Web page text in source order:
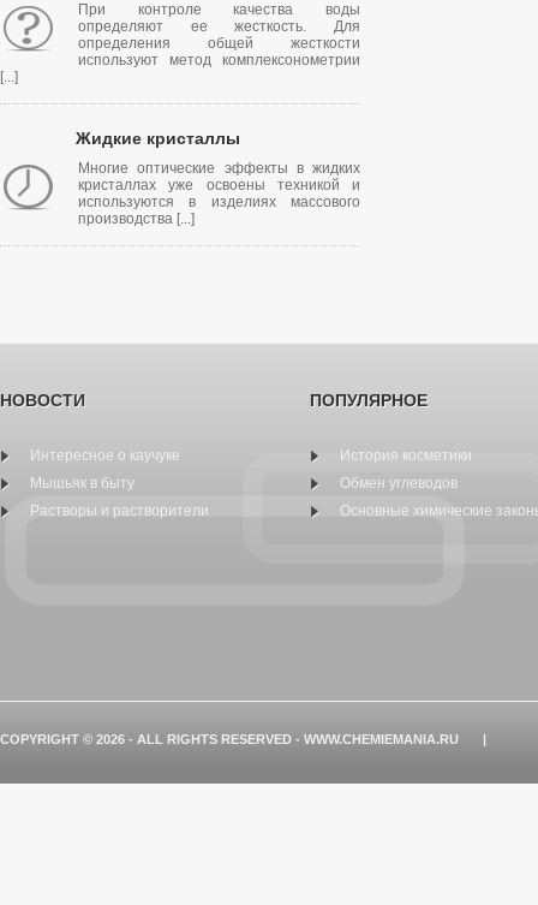
При контроле качества воды
определяют ее жесткость. Для
определения общей жесткости
используют метод комплексонометрии
[...]
Жидкие кристаллы
Многие оптические эффекты в жидких
кристаллах уже освоены техникой и
используются в изделиях массового
производства [...]
НОВОСТИ
Интересное о каучуке
Мышьяк в быту
Растворы и растворители
ПОПУЛЯРНОЕ
История косметики
Обмен углеводов
Основные химические
COPYRIGHT © 2026 - ALL RIGHTS RESERVED - WWW.CHEMIEMANIA.RU |